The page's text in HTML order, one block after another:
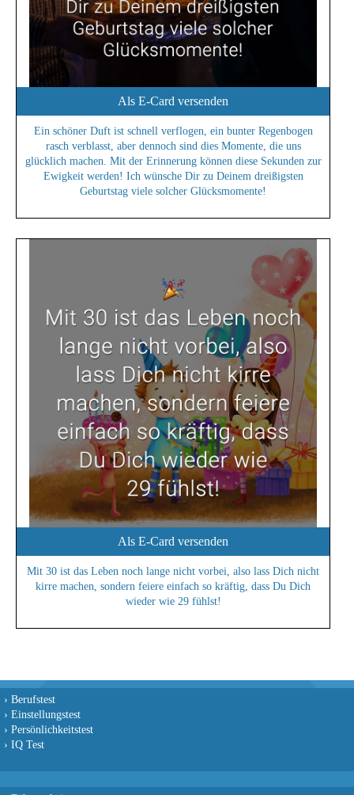
Als E-Card versenden
Ein schöner Duft ist schnell verflogen, ein bunter Regenbogen
rasch verblasst, aber dennoch sind dies Momente, die uns
glücklich machen. Mit der Erinnerung können diese Sekunden zur
Ewigkeit werden! Ich wünsche Dir zu Deinem dreißigsten
Geburtstag viele solcher Glücksmomente!
Als E-Card versenden
Mit 30 ist das Leben noch lange nicht vorbei, also lass Dich nicht
kirre machen, sondern feiere einfach so kräftig, dass Du Dich
wieder wie 29 fühlst!
› Berufstest
› Einstellungstest
› Persönlichkeitstest
› IQ Test